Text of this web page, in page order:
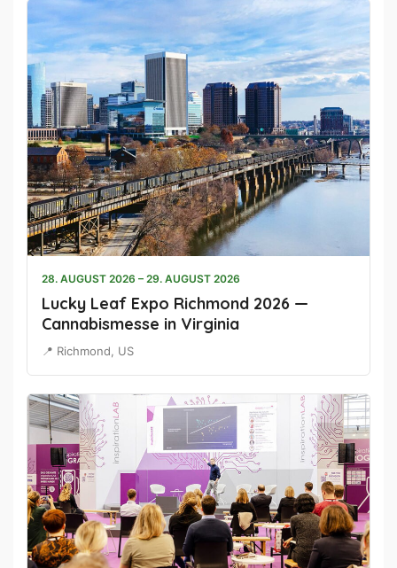
28. AUGUST 2026 – 29. AUGUST 2026
Lucky Leaf Expo Richmond 2026 —
Cannabismesse in Virginia
📍 Richmond, US